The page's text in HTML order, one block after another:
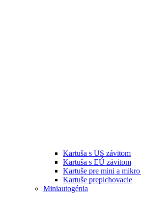
Kartuša s US závitom
Kartuša s EÚ závitom
Kartuše pre mini a
Kartuše prepichovacie
Miniautogénia